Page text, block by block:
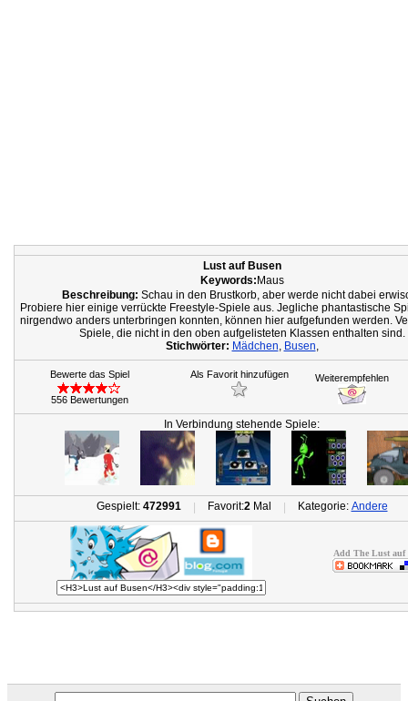
Lust auf Busen
Keywords: Maus
Beschreibung: Schau in den Brustkorb, aber werde nicht dabei
Probiere hier einige verrückte Freestyle-Spiele aus. Jegliche phantastische
nirgendwo anders unterbringen konnten, können hier aufgefunden werden.
Spiele, die nicht in den oben aufgelisteten Klassen enthalten sind.
Stichwörter: Mädchen, Busen,
Bewerte das Spiel
556 Bewertungen
Als Favorit hinzufügen Weiterempfehlen
In Verbindung stehende Spiele:
Gespielt: 472991 | Favorit:2Mal | Kategorie: Andere
Add The Lust auf